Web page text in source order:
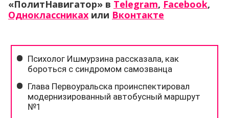
«ПолитНавигатор» в Telegram, Facebook,
Одноклассниках или Вконтакте